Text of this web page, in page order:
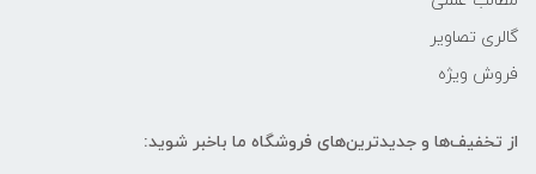
گالری تصاویر
فروش ویژه
از تخفیف‌ها و جدیدترین‌های فروشگاه ما باخبر شوید: